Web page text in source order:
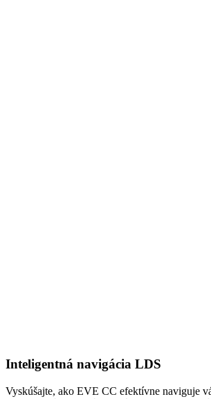
Inteligentná navigácia LDS
Vyskúšajte, ako EVE CC efektívne naviguje